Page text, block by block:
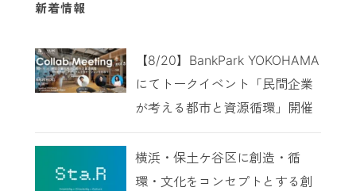
新着情報
【8/20】BankPark YOKOHAMA
にてトークイベント「民間企業
が考える都市と資源循環」開催
横浜・保土ケ谷区に創造・循
環・文化をコンセプトとする創